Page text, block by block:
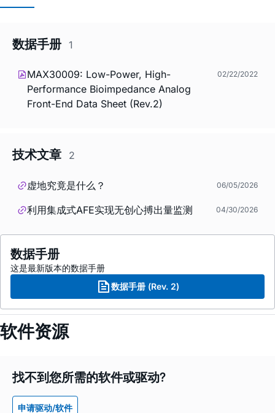
数据手册 1
MAX30009: Low-Power, High-
Performance Bioimpedance Analog
Front-End Data Sheet (Rev.2)
02/22/2022
技术文章 2
虚地究竟是什么？ 06/05/2026
利用集成式AFE实现无创心搏出量监测 04/30/2026
数据手册
这是最新版本的数据手册
数据手册 (Rev. 2)
软件资源
找不到您所需的软件或驱动?
申请驱动/软件